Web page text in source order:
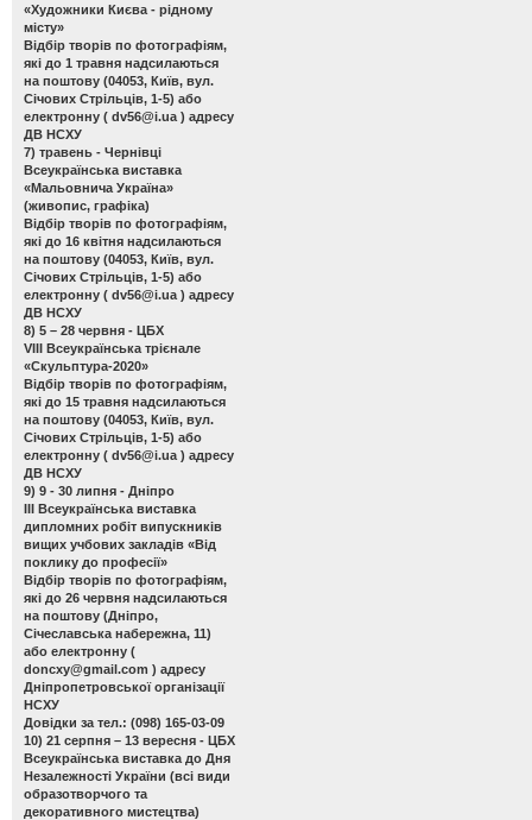
«Художники Києва - рідному
місту»
Відбір творів по фотографіям,
які до 1 травня надсилаються
на поштову (04053, Київ, вул.
Січових Стрільців, 1-5) або
електронну ( dv56@i.ua ) адресу
ДВ НСХУ
7) травень - Чернівці
Всеукраїнська виставка
«Мальовнича Україна»
(живопис, графіка)
Відбір творів по фотографіям,
які до 16 квітня надсилаються
на поштову (04053, Київ, вул.
Січових Стрільців, 1-5) або
електронну ( dv56@i.ua ) адресу
ДВ НСХУ
8) 5 – 28 червня - ЦБХ
VIII Всеукраїнська трієнале
«Скульптура-2020»
Відбір творів по фотографіям,
які до 15 травня надсилаються
на поштову (04053, Київ, вул.
Січових Стрільців, 1-5) або
електронну ( dv56@i.ua ) адресу
ДВ НСХУ
9) 9 - 30 липня - Дніпро
ІІІ Всеукраїнська виставка
дипломних робіт випускників
вищих учбових закладів «Від
поклику до професії»
Відбір творів по фотографіям,
які до 26 червня надсилаються
на поштову (Дніпро,
Січеславська набережна, 11)
або електронну (
doncxy@gmail.com ) адресу
Дніпропетровської організації
НСХУ
Довідки за тел.: (098) 165-03-09
10) 21 серпня – 13 вересня - ЦБХ
Всеукраїнська виставка до Дня
Незалежності України (всі види
образотворчого та
декоративного мистецтва)